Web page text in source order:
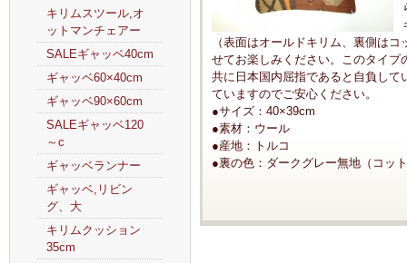
キリムスツール,オ
ットマンチェアー
SALEギャッベ40cm
ギャッベ60×40cm
ギャッベ90×60cm
SALEギャッベ120
～c
ギャッベランナー
ギャッベ,リビン
グ、大
キリムクッション
35cm
（表面はオールドキリム、裏側は
せてお楽しみください。このタイ
共に日本国内屈指であると自負し
ていますのでご安心ください。
●サイズ：40×39cm
●素材：ウール
●産地：トルコ
●裏の色：ダークグレー無地（コッ